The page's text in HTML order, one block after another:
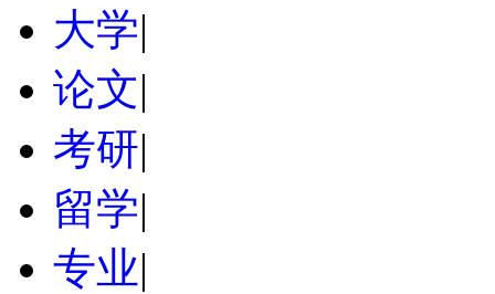
大学|
论文|
考研|
留学|
专业|